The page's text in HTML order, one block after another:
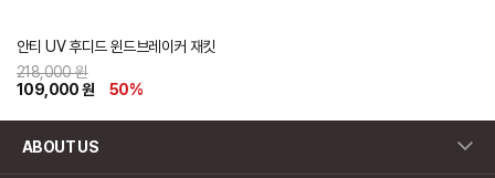
안티 UV 후디드 윈드브레이커 재킷
218,000 원
109,000 원
50%
ABOUT US